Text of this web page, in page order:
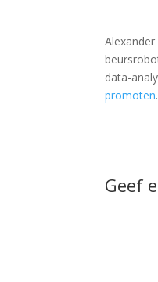
data-
promoten.
Geef